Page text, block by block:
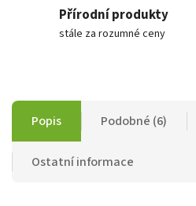
Přírodní produkty
stále za rozumné ceny
Popis Podobné (6)
Ostatní informace